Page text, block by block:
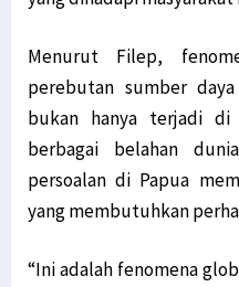
Menurut Filep,
perebutan sumber
bukan hanya terjadi
berbagai belahan
persoalan di Papua
yang membutuhkan
“Ini adalah fenomena